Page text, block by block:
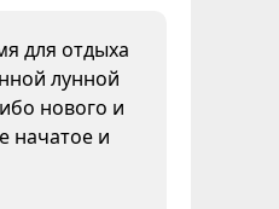
для отдыха
лунной
нового и
начатое и